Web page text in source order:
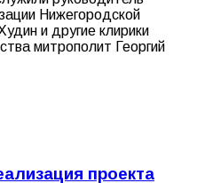
Нижегородской
и другие клирики
митрополит Георгий
проекта